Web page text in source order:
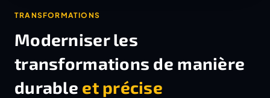
TRANSFORMATIONS
Moderniser les
transformations de manière
durable et précise